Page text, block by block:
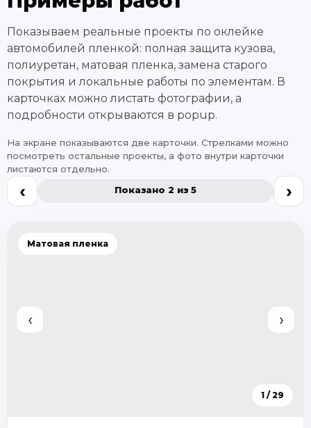
Показываем реальные проекты по оклейке
автомобилей пленкой: полная защита кузова,
полиуретан, матовая пленка, замена старого
покрытия и локальные работы по элементам. В
карточках можно листать фотографии, а
подробности открываются в popup.
На экране показываются две карточки. Стрелками можно
посмотреть остальные проекты, а фото внутри карточки
листаются отдельно.
‹ Показано 2 из 5 ›
Матовая пленка
‹ ›
1 / 29